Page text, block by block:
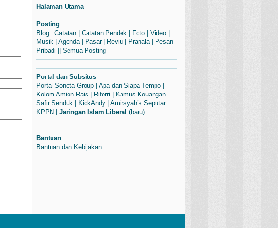
Halaman Utama
Posting
Blog
Catatan Catatan Pendek Foto Video
Musik
Agenda| Pasar| Reviu Pranala|
Pesan
Pribadi
Semua Posting
Portal dan Subsitus
Portal Soneta Group
Apa dan Siapa Tempo
Kolom Amien Rais
Riforri
Kamus Keuangan
Safir Senduk
KickAndy
Amirsyah’s Seputar
KPPN
Jaringan Islam Liberal (baru)
Bantuan
Bantuan dan Kebijakan